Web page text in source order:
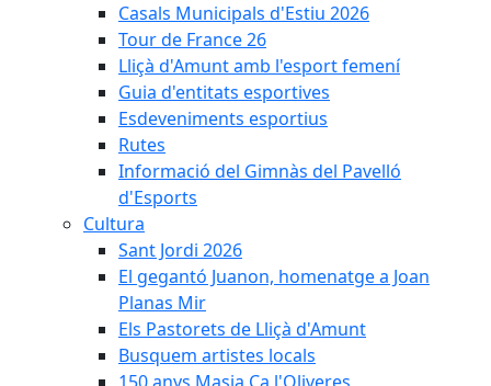
Casals Municipals d'Estiu 2026
Tour de France 26
Lliçà d'Amunt amb l'esport femení
Guia d'entitats esportives
Esdeveniments esportius
Rutes
Informació del Gimnàs del Pavelló
d'Esports
Cultura
Sant Jordi 2026
El gegantó Juanon, homenatge a Joan
Planas Mir
Els Pastorets de Lliçà d'Amunt
Busquem artistes locals